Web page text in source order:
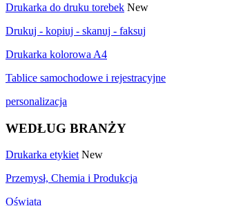
Drukarka do druku torebek New
Drukuj - kopiuj - skanuj - faksuj
Drukarka kolorowa A4
Tablice samochodowe i rejestracyjne
personalizacja
WEDŁUG BRANŻY
Drukarka etykiet New
Przemysł, Chemia i Produkcja
Oświata